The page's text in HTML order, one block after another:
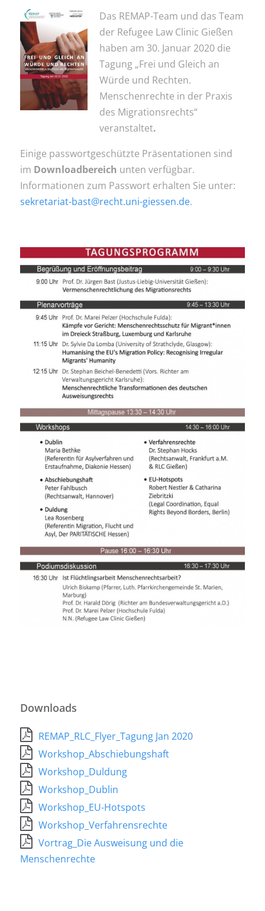
Das REMAP-Team und das Team
der Refugee Law Clinic Gießen
haben am 30. Januar 2020 die
Tagung „Frei und Gleich an
Würde und Rechten.
Menschenrechte in der Praxis
des Migrationsrechts“
veranstaltet.
Einige passwortgeschützte Präsentationen sind
im Downloadbereich unten verfügbar.
Informationen zum Passwort erhalten Sie unter:
sekretariat-bast@recht.uni-giessen.de.
Downloads
REMAP_RLC_Flyer_Tagung Jan 2020
Workshop_Abschiebungshaft
Workshop_Duldung
Workshop_Dublin
Workshop_EU-Hotspots
Workshop_Verfahrensrechte
Vortrag_Die Ausweisung und die
Menschenrechte